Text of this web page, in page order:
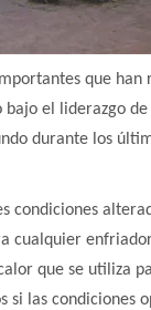
que
el liderazgo
durante los
condiciones
cualquier
que se utiliza
las condiciones